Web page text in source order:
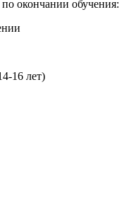
окончании обучения:
16 лет)